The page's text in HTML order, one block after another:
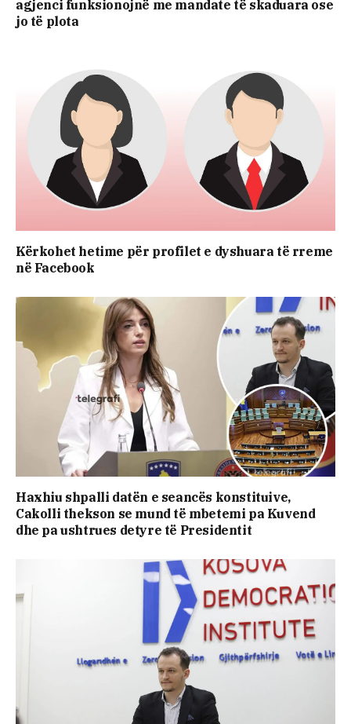
agjenci funksionojnë me mandate të skaduara ose
jo të plota
Kërkohet hetime për profilet e dyshuara të rreme
në Facebook
Haxhiu shpalli datën e seancës konstituive,
Cakolli thekson se mund të mbetemi pa Kuvend
dhe pa ushtrues detyre të Presidentit